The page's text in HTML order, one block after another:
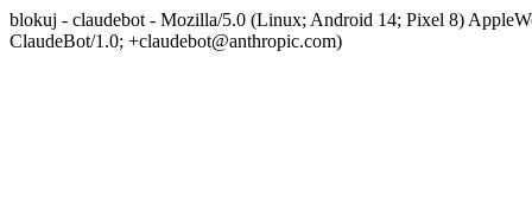
blokuj - claudebot - Mozilla/5.0 (Linux; Android 14; Pixel 8)
ClaudeBot/1.0; +claudebot@anthropic.com)